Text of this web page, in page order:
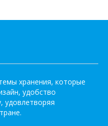
хранения, которые
удобство
удовлетворяя